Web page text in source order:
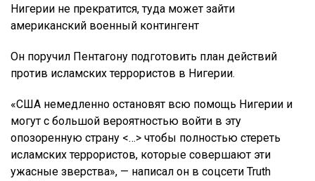
Нигерии не прекратится, туда может зайти
американский военный контингент
Он поручил Пентагону подготовить план действий
против исламских террористов в Нигерии.
«США немедленно остановят всю помощь Нигерии и
могут с большой вероятностью войти в эту
опозоренную страну <…> чтобы полностью стереть
исламских террористов, которые совершают эти
ужасные зверства», — написал он в соцсети Truth